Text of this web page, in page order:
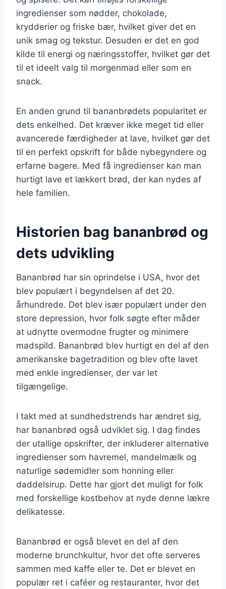
ingredienser som nødder, chokolade,
krydderier og friske bær, hvilket giver det en
unik smag og tekstur. Desuden er det en god
kilde til energi og næringsstoffer, hvilket gør det
til et ideelt valg til morgenmad eller som en
snack.
En anden grund til bananbrødets popularitet er
dets enkelhed. Det kræver ikke meget tid eller
avancerede færdigheder at lave, hvilket gør det
til en perfekt opskrift for både nybegyndere og
erfarne bagere. Med få ingredienser kan man
hurtigt lave et lækkert brød, der kan nydes af
hele familien.
Historien bag bananbrød og
dets udvikling
Bananbrød har sin oprindelse i USA, hvor det
blev populært i begyndelsen af det 20.
århundrede. Det blev især populært under den
store depression, hvor folk søgte efter måder
at udnytte overmodne frugter og minimere
madspild. Bananbrød blev hurtigt en del af den
amerikanske bagetradition og blev ofte lavet
med enkle ingredienser, der var let
tilgængelige.
I takt med at sundhedstrends har ændret sig,
har bananbrød også udviklet sig. I dag findes
der utallige opskrifter, der inkluderer alternative
ingredienser som havremel, mandelmælk og
naturlige sødemidler som honning eller
daddelsirup. Dette har gjort det muligt for folk
med forskellige kostbehov at nyde denne lækre
delikatesse.
Bananbrød er også blevet en del af den
moderne brunchkultur, hvor det ofte serveres
sammen med kaffe eller te. Det er blevet en
populær ret i caféer og restauranter, hvor det